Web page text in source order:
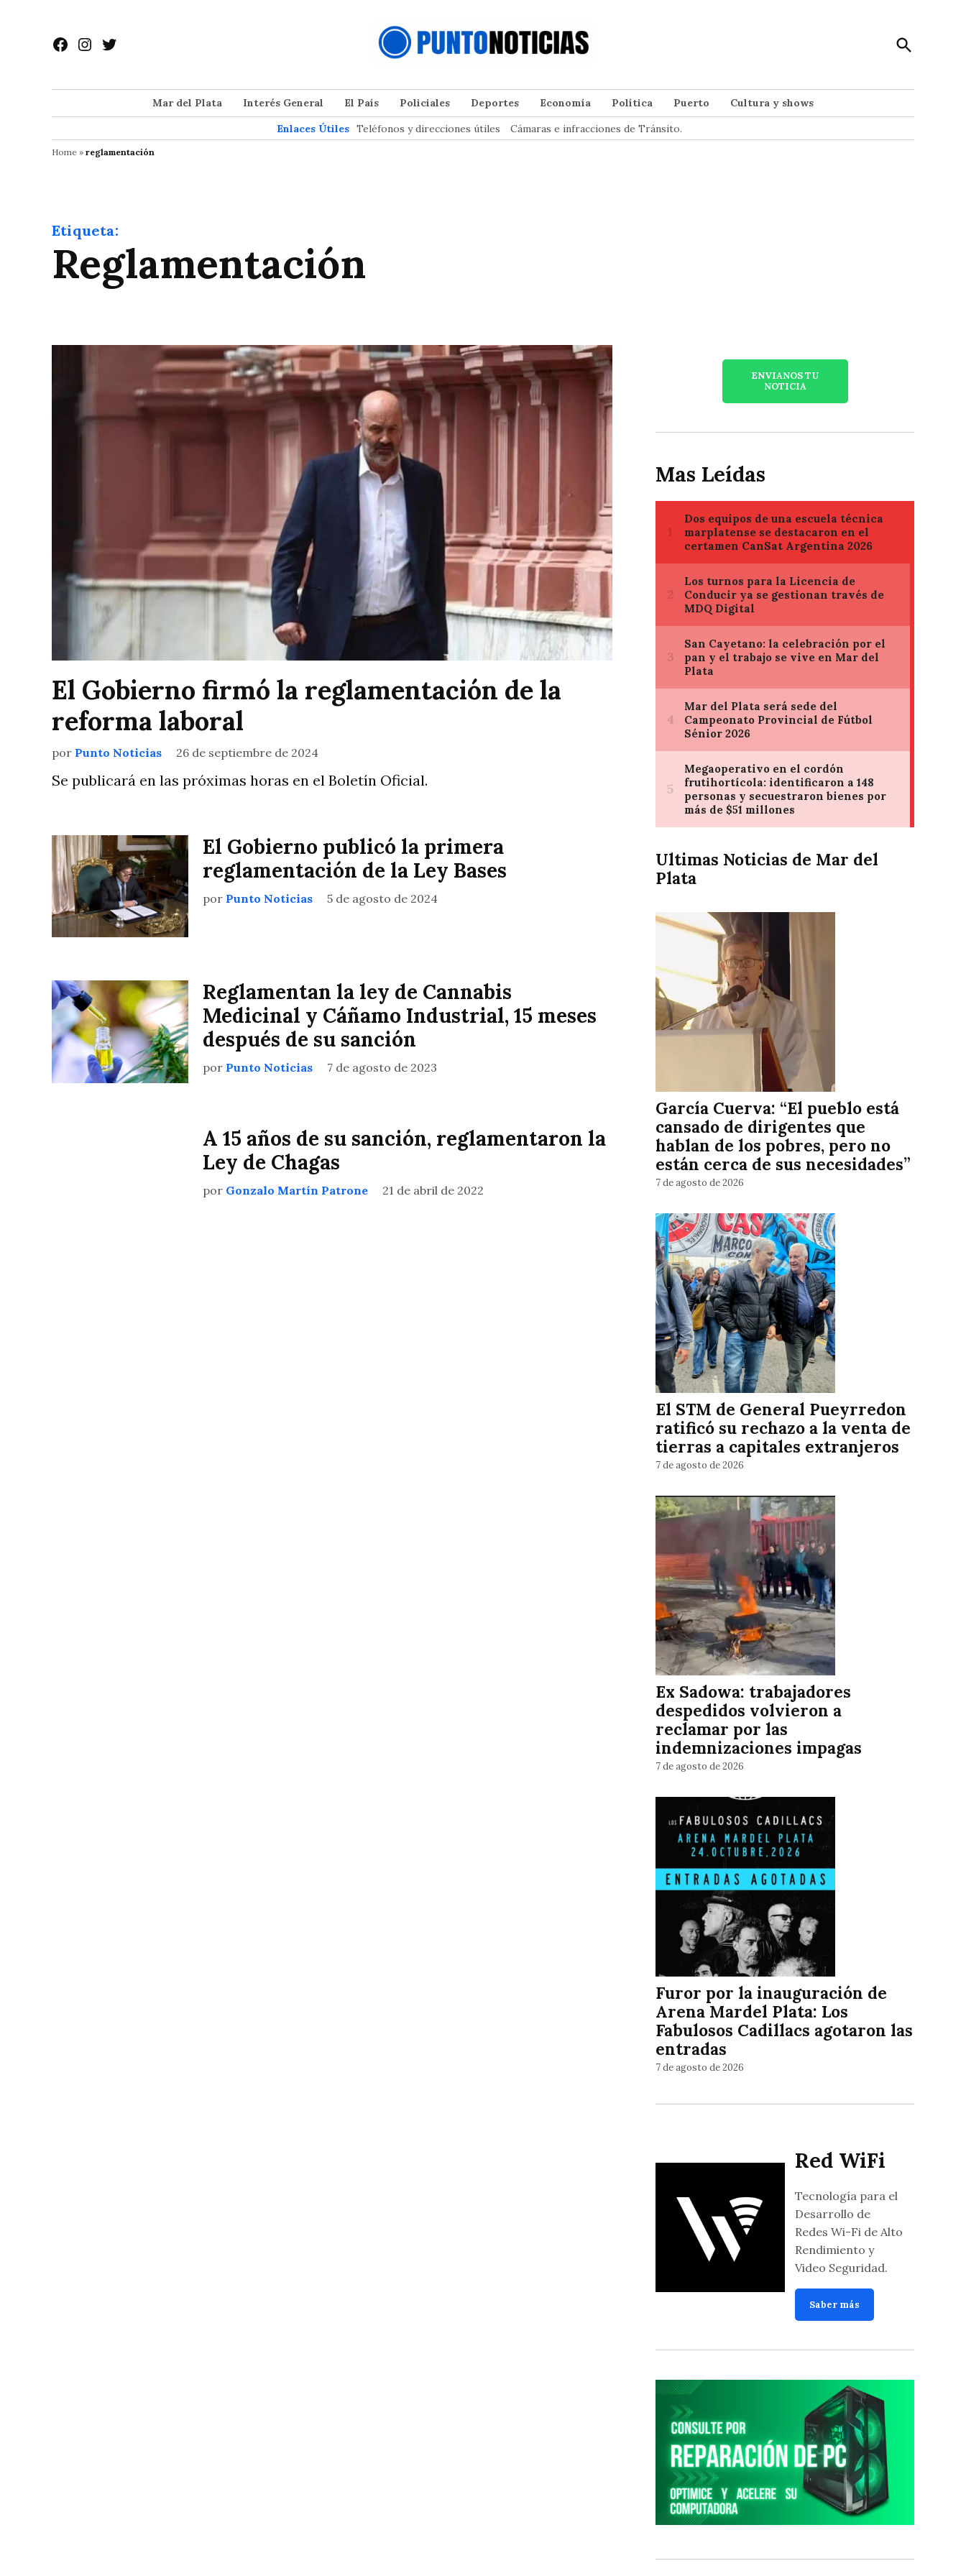
contenido
Facebook
Instagram
Twitter
Open
Search
Mar del Plata Interés General El País Policiales Deportes Economía Política Puerto
Cultura y shows
Enlaces Útiles Teléfonos y direcciones útiles Cámaras e infracciones de Tránsito.
Home » reglamentación
Etiqueta:
reglamentación
El Gobierno firmó la reglamentación de la
reforma laboral
por Punto Noticias 26 de septiembre de 2024
Se publicará en las próximas horas en el Boletín Oficial.
El Gobierno publicó la primera
reglamentación de la Ley Bases
por Punto Noticias 5 de agosto de 2024
Reglamentan la ley de Cannabis
Medicinal y Cáñamo Industrial, 15 meses
después de su sanción
por Punto Noticias 7 de agosto de 2023
A 15 años de su sanción, reglamentaron la
Ley de Chagas
por Gonzalo Martín Patrone 21 de abril de 2022
ENVIANOS TU
NOTICIA
Mas Leídas
Ultimas Noticias de Mar del
Plata
García Cuerva: “El pueblo está
cansado de dirigentes que
hablan de los pobres, pero no
están cerca de sus necesidades”
7 de agosto de 2026
El STM de General Pueyrredon
ratificó su rechazo a la venta de
tierras a capitales extranjeros
7 de agosto de 2026
Ex Sadowa: trabajadores
despedidos volvieron a
reclamar por las
indemnizaciones impagas
7 de agosto de 2026
Furor por la inauguración de
Arena Mardel Plata: Los
Fabulosos Cadillacs agotaron las
entradas
7 de agosto de 2026
Red WiFi
Tecnología para el
Desarrollo de
Redes Wi-Fi de Alto
Rendimiento y
Video Seguridad.
Saber más